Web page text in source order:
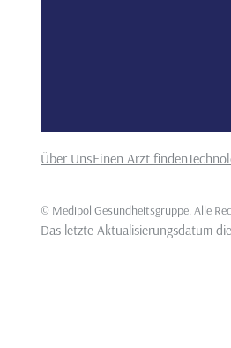
Über UnsEinen Arzt finden
© Medipol Gesundheitsgruppe. Alle
Das letzte Aktualisierungsdatum